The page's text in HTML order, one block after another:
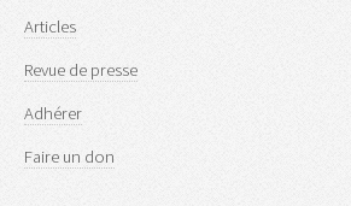
Articles
Revue de presse
Adhérer
Faire un don